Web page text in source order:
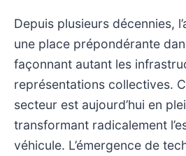
Depuis plusieurs décennies,
une place prépondérante
façonnant autant les
représentations collectives.
secteur est aujourd’hui en
transformant radicalement
véhicule. L’émergence de